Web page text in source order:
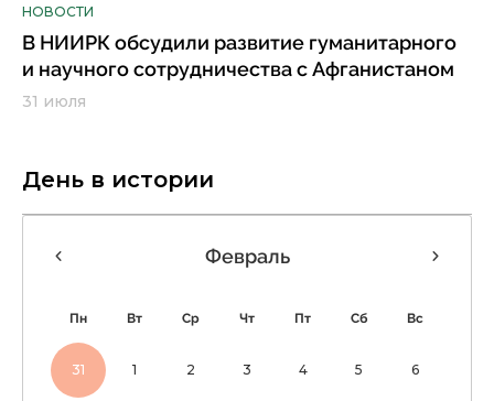
НОВОСТИ
В НИИРК обсудили развитие гуманитарного
и научного сотрудничества с Афганистаном
31 июля
День в истории
Февраль
Пн Вт Ср Чт Пт Сб Вс
31 1 2 3 4 5 6